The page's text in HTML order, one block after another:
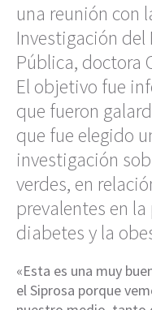
una reunión con
Investigación
Pública, doctora
El objetivo fue
que fueron
que fue elegido
investigación
verdes, en
prevalentes en
diabetes y la
«Esta es una muy
el Siprosa porque